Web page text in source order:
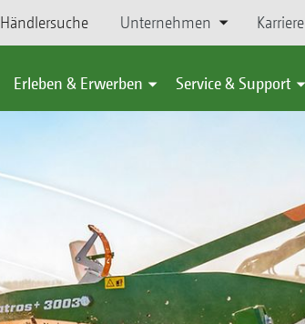
Händlersuche Unternehmen Karriere
Erleben & Erwerben Service & Support